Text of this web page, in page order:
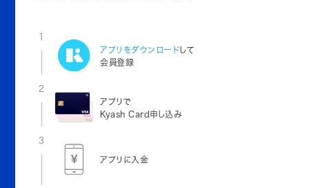
1
アプリをダウンロードして
会員登録
2
アプリで
Kyash Card申し込み
3
アプリに入金